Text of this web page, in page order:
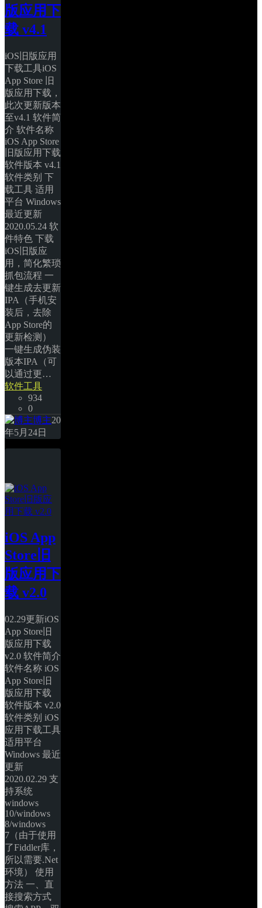
版应用下
载 v4.1
iOS旧版应用
下载工具iOS
App Store 旧
版应用下载，
此次更新版本
至v4.1 软件简
介 软件名称
iOS App Store
旧版应用下载
软件版本 v4.1
软件类别 下
载工具 适用
平台 Windows
最近更新
2020.05.24 软
件特色 下载
iOS旧版应
用，简化繁琐
抓包流程 一
键生成去更新
IPA（手机安
装后，去除
App Store的
更新检测）
一键生成伪装
版本IPA（可
以通过更…
软件工具
934
0
博主20
年5月24日
iOS App
Store旧
版应用下
载 v2.0
02.29更新iOS
App Store旧
版应用下载
v2.0 软件简介
软件名称 iOS
App Store旧
版应用下载
软件版本 v2.0
软件类别 iOS
应用下载工具
适用平台
Windows 最近
更新
2020.02.29 支
持系统
windows
10/windows
8/windows
7（由于使用
了Fiddler库，
所以需要.Net
环境） 使用
方法 一、直
接搜索方式